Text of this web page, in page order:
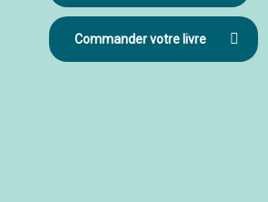
Commander votre livre